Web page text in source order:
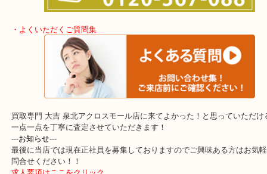
・事前相談はお電話で解決
・よくいただくご質問集